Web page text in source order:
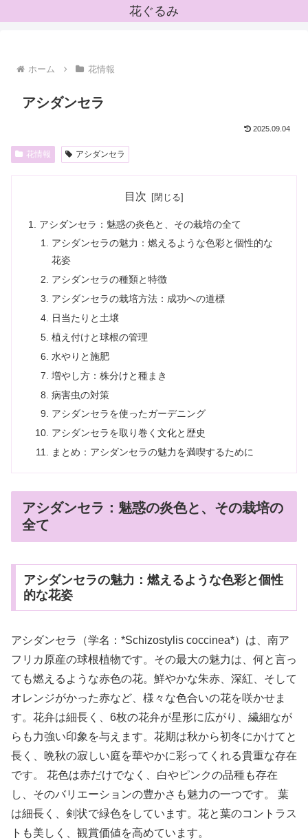
花ぐるみ
ホーム 花情報
アシダンセラ
2025.09.04
花情報 アシダンセラ
目次
アシダンセラ：魅惑の炎色と、その栽培の全て
アシダンセラの魅力：燃えるような色彩と個性的な
花姿
アシダンセラの種類と特徴
アシダンセラの栽培方法：成功への道標
日当たりと土壌
植え付けと球根の管理
水やりと施肥
増やし方：株分けと種まき
病害虫の対策
アシダンセラを使ったガーデニング
アシダンセラを取り巻く文化と歴史
まとめ：アシダンセラの魅力を満喫するために
アシダンセラ：魅惑の炎色と、その栽培の
全て
アシダンセラの魅力：燃えるような色彩と個性
的な花姿
アシダンセラ（学名：*Schizostylis coccinea*）は、南ア
フリカ原産の球根植物です。その最大の魅力は、何と言っ
ても燃えるような赤色の花。鮮やかな朱赤、深紅、そして
オレンジがかった赤など、様々な色合いの花を咲かせま
す。花弁は細長く、6枚の花弁が星形に広がり、繊細なが
らも力強い印象を与えます。花期は秋から初冬にかけてと
長く、晩秋の寂しい庭を華やかに彩ってくれる貴重な存在
です。 花色は赤だけでなく、白やピンクの品種も存在
し、そのバリエーションの豊かさも魅力の一つです。 葉
は細長く、剣状で緑色をしています。花と葉のコントラス
トも美しく、観賞価値を高めています。